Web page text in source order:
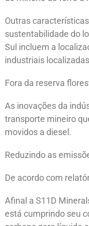
Outras
sustentabilidade do
Sul incluem a
industriais
Fora da reserva
As inovações da
transporte mineiro
movidos a diesel.
Reduzindo as
De acordo com
Afinal a S11D
está cumprindo seu